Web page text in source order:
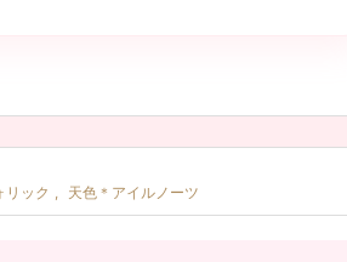
リック , 天色＊アイルノーツ